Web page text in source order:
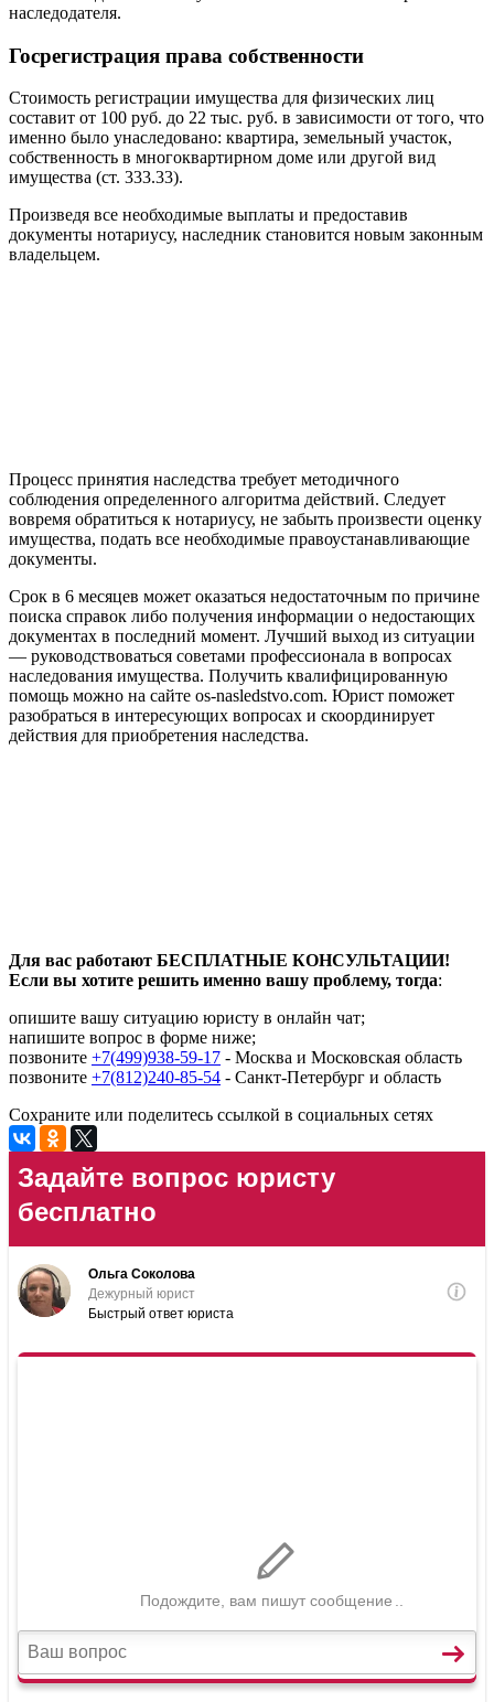
наследодателя.
Госрегистрация права собственности
Стоимость регистрации имущества для физических лиц
составит от 100 руб. до 22 тыс. руб. в зависимости от того, что
именно было унаследовано: квартира, земельный участок,
собственность в многоквартирном доме или другой вид
имущества (ст. 333.33).
Произведя все необходимые выплаты и предоставив
документы нотариусу, наследник становится новым законным
владельцем.
Процесс принятия наследства требует методичного
соблюдения определенного алгоритма действий. Следует
вовремя обратиться к нотариусу, не забыть произвести оценку
имущества, подать все необходимые правоустанавливающие
документы.
Срок в 6 месяцев может оказаться недостаточным по причине
поиска справок либо получения информации о недостающих
документах в последний момент. Лучший выход из ситуации
— руководствоваться советами профессионала в вопросах
наследования имущества. Получить квалифицированную
помощь можно на сайте os-nasledstvo.com. Юрист поможет
разобраться в интересующих вопросах и скоординирует
действия для приобретения наследства.
Для вас работают БЕСПЛАТНЫЕ КОНСУЛЬТАЦИИ!
Если вы хотите решить именно вашу проблему, тогда:
опишите вашу ситуацию юристу в онлайн чат;
напишите вопрос в форме ниже;
позвоните +7(499)938-59-17 - Москва и Московская область
позвоните +7(812)240-85-54 - Санкт-Петербург и область
Сохраните или поделитесь ссылкой в социальных сетях